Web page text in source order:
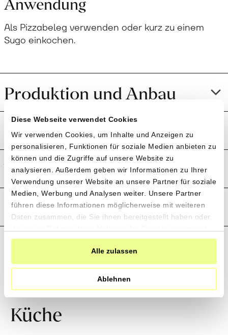
Diese Webseite verwendet Cookies
Wir verwenden Cookies, um Inhalte und Anzeigen zu
personalisieren, Funktionen für soziale Medien anbieten zu
können und die Zugriffe auf unsere Website zu
analysieren. Außerdem geben wir Informationen zu Ihrer
Verwendung unserer Website an unsere Partner für soziale
Medien, Werbung und Analysen weiter. Unsere Partner
führen diese Informationen möglicherweise mit weiteren
Daten zusammen, die Sie ihnen bereitgestellt haben oder
haben.
Alle zulassen
Ablehnen
Als Pizzabeleg verwenden oder kurz zu einem
Sugo einkochen.
Produktion und Anbau
Preistransparenz
Weitere Informationen
Rezensionen
Direkt vom Feld in deine
Küche